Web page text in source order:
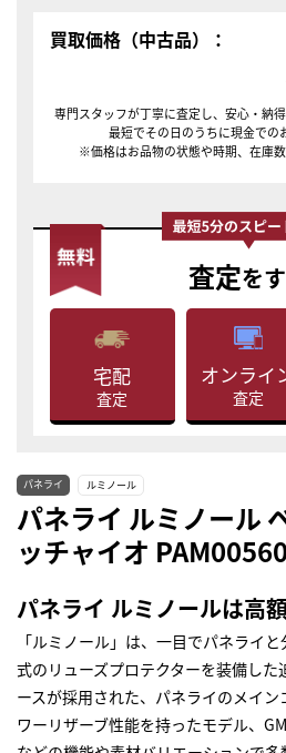
買取価格（中古品）：
専門スタッフが丁寧に査定し、安心・納
最短でその日のうちに現金での
※価格はお品物の状態や時期、在庫数
査定を
宅配
査定
オンライ
査定
パネライ ルミノール
パネライ ルミノール
ッチャイオ
パネライ ルミノールは高
「ルミノール」は、一目でパネライ
式のリューズプロテクターを装備し
ースが採用された、パネライのメイ
ワーリザーブ性能を持ったモデル、